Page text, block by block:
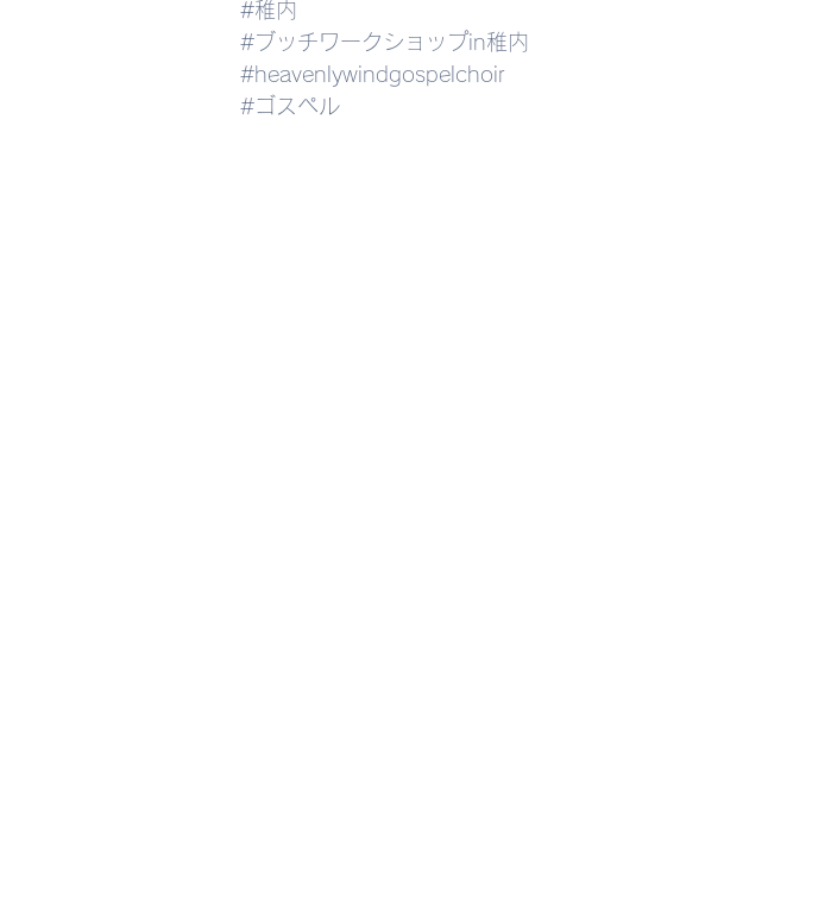
#稚内
#ブッチワークショップin稚内
#heavenlywindgospelchoir
#ゴスペル